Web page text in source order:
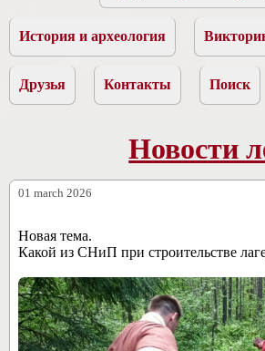
История и археология
Друзья Контакты Поиск
Новости
01 march 2026
Новая тема.
Какой из СНиП при строительстве